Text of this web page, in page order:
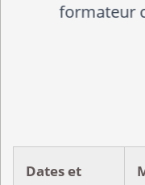
Dates et